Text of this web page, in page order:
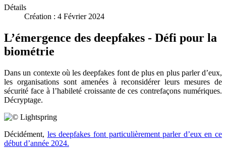
Détails
Création : 4 Février 2024
L’émergence des deepfakes - Défi pour la
biométrie
Dans un contexte où les deepfakes font de plus en plus parler d’eux,
les organisations sont amenées à reconsidérer leurs mesures de
sécurité face à l’habileté croissante de ces contrefaçons numériques.
Décryptage.
Décidément, les deepfakes font particulièrement parler d’eux en ce
début d’année 2024.